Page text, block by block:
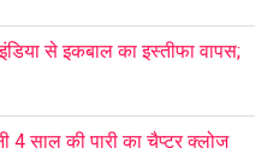
से इकबाल का इस्तीफा वापस;
साल की पारी का चैप्टर क्लोज